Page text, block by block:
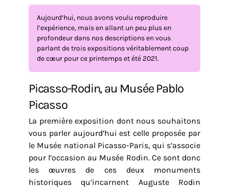
Aujourd’hui, nous avons voulu reproduire
l’expérience, mais en allant un peu plus en
profondeur dans nos descriptions en vous
parlant de trois expositions véritablement coup
de cœur pour ce printemps et été 2021.
Picasso-Rodin, au Musée Pablo
Picasso
La première exposition dont nous souhaitons
vous parler aujourd’hui est celle proposée par
le Musée national Picasso-Paris, qui s’associe
pour l’occasion au Musée Rodin. Ce sont donc
les œuvres de ces deux monuments
historiques qu’incarnent Auguste Rodin